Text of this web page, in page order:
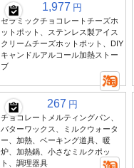
1,977 円
セラミックチョコレートチーズホ
ットポット、ステンレス製アイス
クリームチーズホットポット、DIY
キャンドルアルコール加熱ストー
ブ
267 円
チョコレートメルティングパン、
バターワックス、ミルクウォータ
ー、加熱、ベーキング道具、暖
炉、加熱鍋、小さなミルクポッ
ト、調理器具